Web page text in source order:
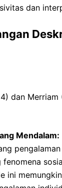
dan
dan
Mendalam:
ini